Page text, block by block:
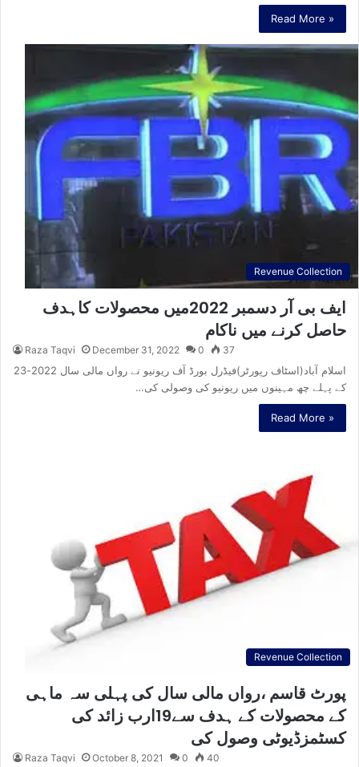
Read More »
Revenue Collection
ایف بی آر دسمبر 2022میں محصولات کاہدف
حاصل کرنے میں ناکام
Raza Taqvi December 31, 2022 0 37
اسلام آباد(اسٹاف رپورٹر)فیڈرل بورڈ آف ریونیو نے رواں مالی سال 2022-23
کے پہلے چھ مہینوں میں ریونیو کی وصولی کی…
Read More »
Revenue Collection
پورٹ قاسم ،رواں مالی سال کی پہلی سہ ماہی
کے محصولات کے ہدف سے19ارب زائد کی
کسٹمزڈیوٹی وصول کی
Raza Taqvi October 8, 2021 0 40